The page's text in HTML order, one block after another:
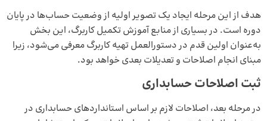
هدف از این مرحله ایجاد یک تصویر اولیه از وضعیت حساب‌ها در پایان
دوره است. در بسیاری از منابع آموزش تکمیل کاربرگ، این بخش
به‌عنوان اولین قدم در دستورالعمل تهیه کاربرگ معرفی می‌شود، زیرا
مبنای انجام اصلاحات و تعدیلات بعدی خواهد بود.
ثبت اصلاحات حسابداری
در مرحله بعد، اصلاحات لازم بر اساس استانداردهای حسابداری در